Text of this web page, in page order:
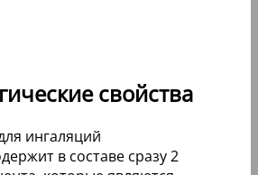
свойства
ингаляций
в составе сразу 2